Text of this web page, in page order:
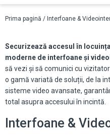
Prima pagină / Interfoane &
Securizează accesul în
moderne de interfoane și
să vezi și să comunici cu
o gamă variată de soluții, de la
sisteme video avansate,
total asupra accesului în incintă.
Interfoane &